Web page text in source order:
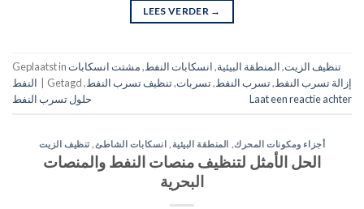
LEES VERDER →
Geplaatst in تنظيف الزيت,المنطقة البيئية,انسكابات النفط,مشتت انسكابات
النفط
Getagd إزالة تسرب النفط,تسرب النفط,تسربات,تنظيف تسرب النفط,
حلول تسرب النفط
Laat een reactie achter
أجزاء ومكونات المحرك, المنطقة البيئية انسكابات الشاطئ, تنظيف الزيت
الحل الأمثل لتنظيف منصات النفط والمنصات
البحرية